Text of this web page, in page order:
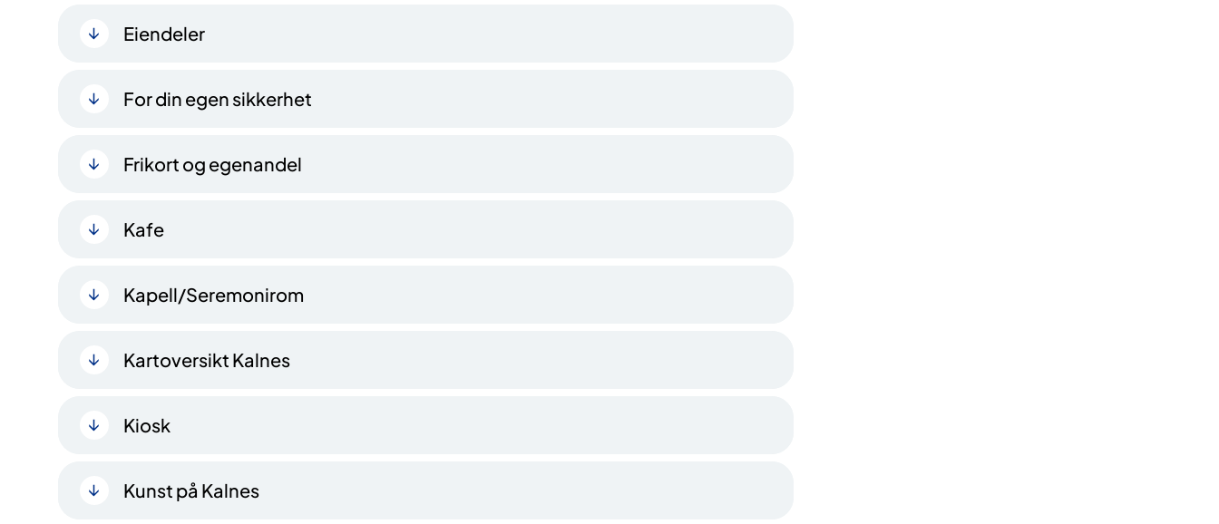
Eiendeler
For din egen sikkerhet
Frikort og egenandel
Kafe
Kapell/Seremonirom
Kartoversikt Kalnes
Kiosk
Kunst på Kalnes